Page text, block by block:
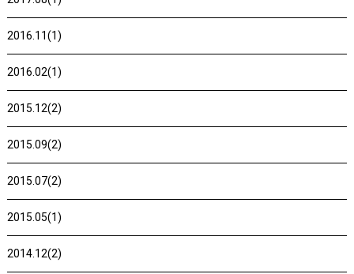
2016.11(1)
2016.02(1)
2015.12(2)
2015.09(2)
2015.07(2)
2015.05(1)
2014.12(2)